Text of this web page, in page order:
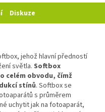
Diskuze
jehož hlavní předností
světla. Softbox
celém obvodu, čímž
stínů. Softbox se
s průměrem
uchytit jak na fotoaparát,